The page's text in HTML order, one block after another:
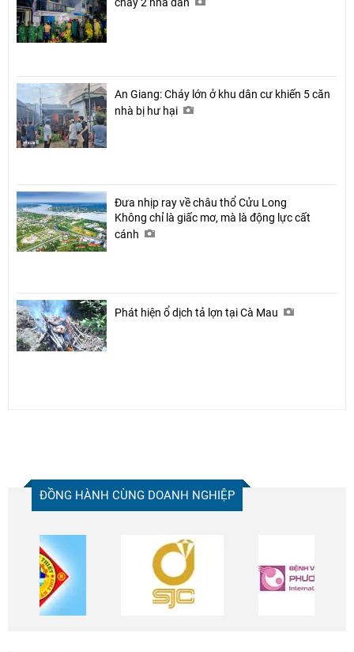
An Giang: Cháy lớn ở khu dân cư khiến 5 căn
nhà bị hư hại
Đưa nhịp ray về châu thổ Cửu Long
Không chỉ là giấc mơ, mà là động lực cất
cánh
Phát hiện ổ dịch tả lợn tại Cà Mau
ĐỒNG HÀNH CÙNG DOANH NGHIỆP